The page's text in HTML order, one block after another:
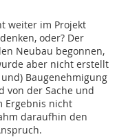
weiter im Projekt
oder? Der
Neubau begonnen,
aber nicht erstellt
Baugenehmigung
von der Sache und
Ergebnis nicht
daraufhin den